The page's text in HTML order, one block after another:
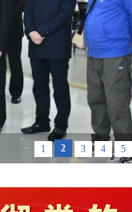
1 2 3 4 5